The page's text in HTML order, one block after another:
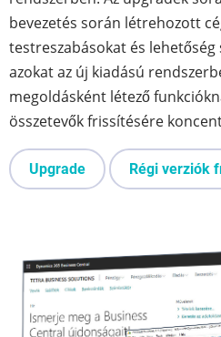
bevezetés során létrehozott
testreszabásokat és
azokat az új kiadású
megoldásként létező
összetevők frissítésére
Upgrade Régi verziók